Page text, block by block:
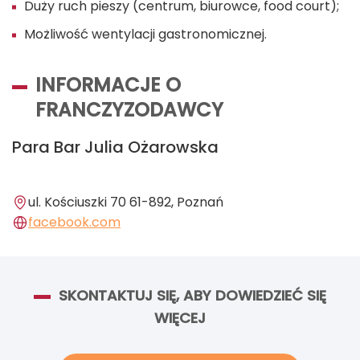
Duży ruch pieszy (centrum, biurowce, food court);
Możliwość wentylacji gastronomicznej.
INFORMACJE O
FRANCZYZODAWCY
Para Bar Julia Ożarowska
ul. Kościuszki 70 61-892, Poznań
facebook.com
SKONTAKTUJ SIĘ, ABY DOWIEDZIEĆ SIĘ
WIĘCEJ